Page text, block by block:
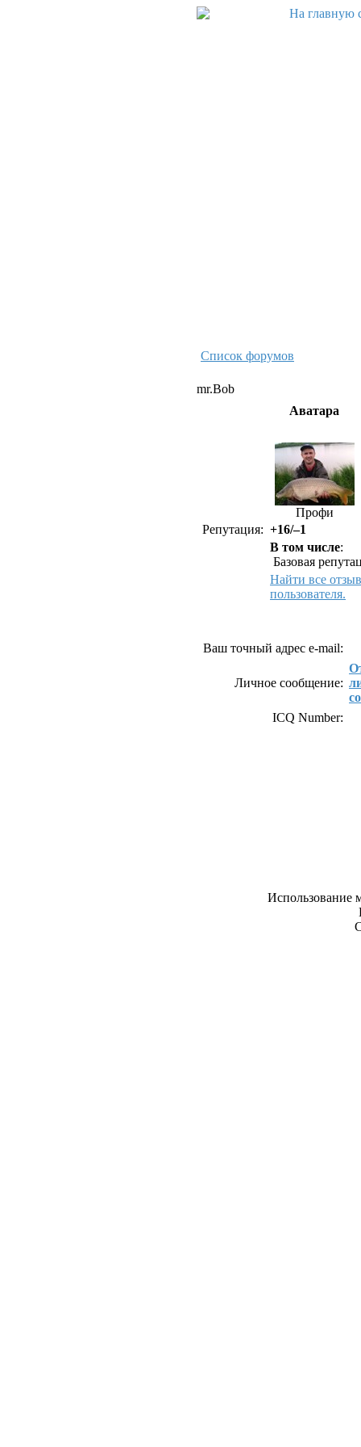
Список форумов
mr.Bob
Аватара
Профи
Репутация: +16/–1
В том числе:
Базовая
Найти все
пользователя.
Ваш точный адрес e-mail:
Личное сообщение:
ICQ Number:
Использование